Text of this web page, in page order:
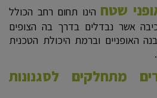
שטח הינו תחום רחב הכולל
אשר נבדלים בדרך בה הצופים
האופניים וברמת היכולת הטכנית
מתחלקים לסגנונות